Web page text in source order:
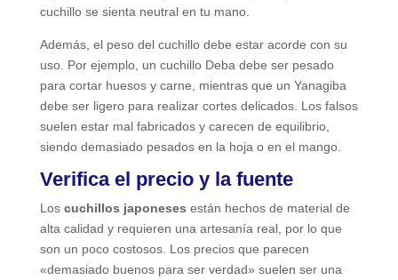
cuchillo se sienta neutral en tu mano.
Además, el peso del cuchillo debe estar acorde con su
uso. Por ejemplo, un cuchillo Deba debe ser pesado
para cortar huesos y carne, mientras que un Yanagiba
debe ser ligero para realizar cortes delicados. Los falsos
suelen estar mal fabricados y carecen de equilibrio,
siendo demasiado pesados en la hoja o en el mango.
Verifica el precio y la fuente
Los cuchillos japoneses están hechos de material de
alta calidad y requieren una artesanía real, por lo que
son un poco costosos. Los precios que parecen
«demasiado buenos para ser verdad» suelen ser una